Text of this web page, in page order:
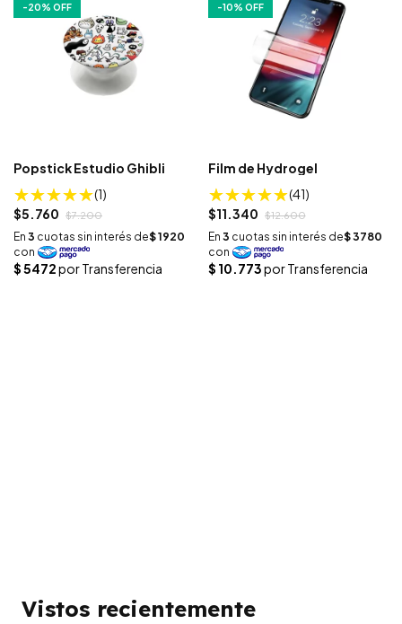
-20% OFF
Popstick Estudio Ghibli
(1)
$5.760
$7.200
-10% OFF
Film de Hydrogel
(41)
$11.340
$12.600
Vistos recientemente